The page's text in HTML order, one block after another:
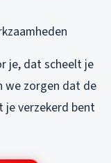
je, dat scheelt je
we zorgen dat de
je verzekerd bent